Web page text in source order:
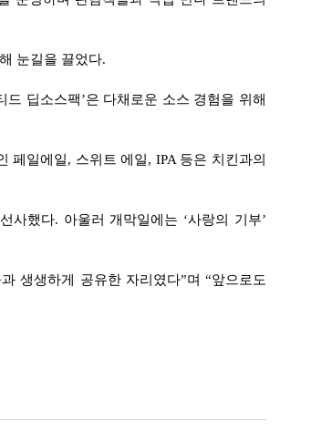
눈길을 끌었다.
딥소스팩’은 다채로운 소스 경험을 위해
페일에일, 스위트 에일, IPA 등은 치킨과의
했다. 아울러 개막일에는 ‘사랑의 기부’
생생하게 공유한 자리였다”며 “앞으로도